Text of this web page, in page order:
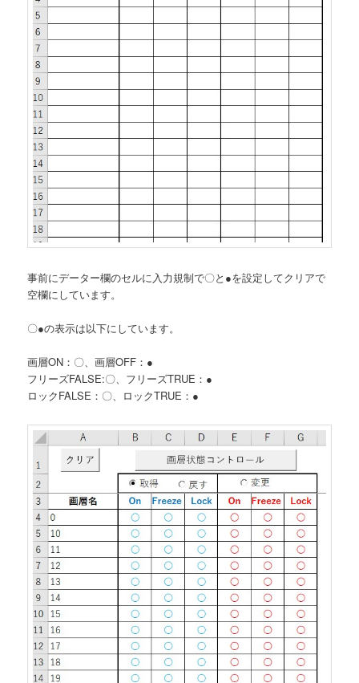
事前にデーター欄のセルに入力規制で〇と●を設定してクリアで
空欄にしています。
〇●の表示は以下にしています。
画層ON：〇、画層OFF：●
フリーズFALSE:〇、フリーズTRUE：●
ロックFALSE：〇、ロックTRUE：●